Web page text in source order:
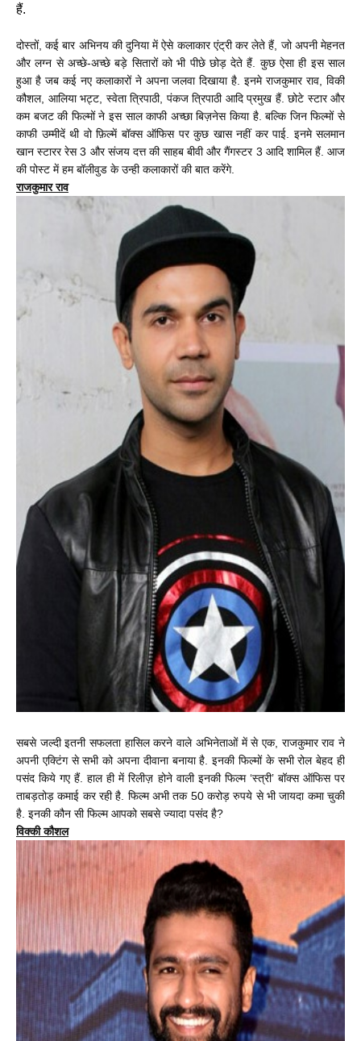
हैं.
दोस्तों, कई बार अभिनय की दुनिया में ऐसे कलाकार एंट्री कर लेते हैं, जो अपनी मेहनत
और लग्न से अच्छे-अच्छे बड़े सितारों को भी पीछे छोड़ देते हैं. कुछ ऐसा ही इस साल
हुआ है जब कई नए कलाकारों ने अपना जलवा दिखाया है. इनमे राजकुमार राव, विकी
कौशल, आलिया भट्ट, स्वेता त्रिपाठी, पंकज त्रिपाठी आदि प्रमुख हैं. छोटे स्टार और
कम बजट की फिल्मों ने इस साल काफी अच्छा बिज़नेस किया है. बल्कि जिन फिल्मों से
काफी उम्मीदें थी वो फ़िल्में बॉक्स ऑफिस पर कुछ खास नहीं कर पाई. इनमे सलमान
खान स्टारर रेस 3 और संजय दत्त की साहब बीवी और गैंगस्टर 3 आदि शामिल हैं. आज
की पोस्ट में हम बॉलीवुड के उन्ही कलाकारों की बात करेंगे.
राजकुमार राव
सबसे जल्दी इतनी सफलता हासिल करने वाले अभिनेताओं में से एक, राजकुमार राव ने
अपनी एक्टिंग से सभी को अपना दीवाना बनाया है. इनकी फिल्मों के सभी रोल बेहद ही
पसंद किये गए हैं. हाल ही में रिलीज़ होने वाली इनकी फिल्म ‘स्त्री’ बॉक्स ऑफिस पर
ताबड़तोड़ कमाई कर रही है. फिल्म अभी तक 50 करोड़ रुपये से भी जायदा कमा चुकी
है. इनकी कौन सी फिल्म आपको सबसे ज्यादा पसंद है?
विक्की कौशल